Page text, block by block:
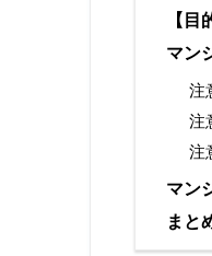
【
マン
注
注
注
マン
まと